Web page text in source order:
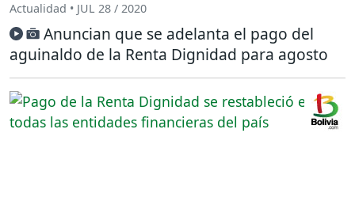
Actualidad • JUL 28 / 2020
Anuncian que se adelanta el pago del
aguinaldo de la Renta Dignidad para agosto